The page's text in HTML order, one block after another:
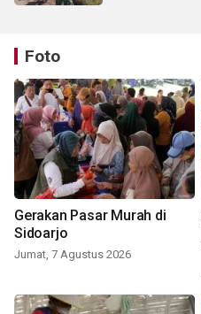
Foto
Gerakan Pasar Murah di
Sidoarjo
Jumat, 7 Agustus 2026